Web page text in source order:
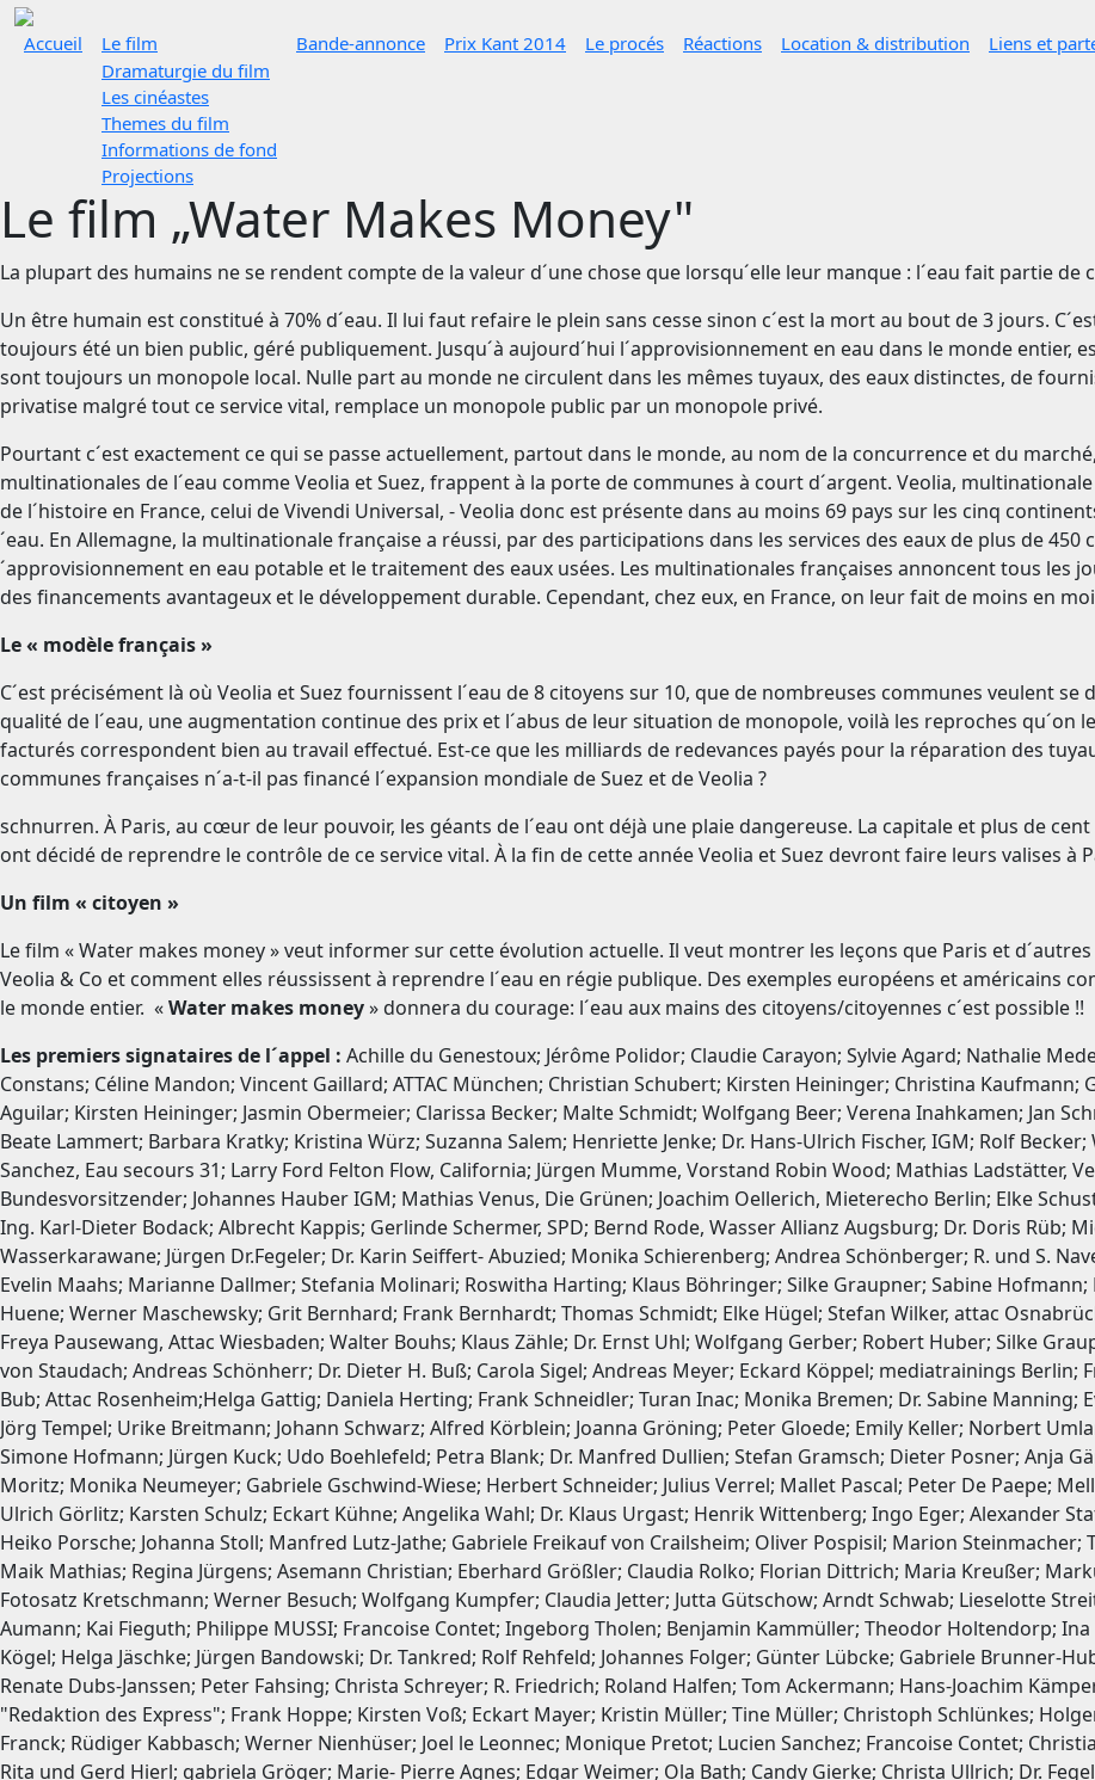
Accueil
Le film
Dramaturgie du film
Les cinéastes
Themes du film
Informations de fond
Projections
Bande-annonce Prix Kant 2014 Le procés Réactions Location & distribution Liens et
Le film „Water Makes Money"
La plupart des humains ne se rendent compte de la valeur d´une chose que lorsqu´elle leur manque : l´eau fait partie de
Un être humain est constitué à 70% d´eau. Il lui faut refaire le plein sans cesse sinon c´est la mort au bout de 3 jours.
toujours été un bien public, géré publiquement. Jusqu´à aujourd´hui l´approvisionnement en eau dans le monde entier,
sont toujours un monopole local. Nulle part au monde ne circulent dans les mêmes tuyaux, des eaux distinctes, de
privatise malgré tout ce service vital, remplace un monopole public par un monopole privé.
Pourtant c´est exactement ce qui se passe actuellement, partout dans le monde, au nom de la concurrence et du
multinationales de l´eau comme Veolia et Suez, frappent à la porte de communes à court d´argent. Veolia,
de l´histoire en France, celui de Vivendi Universal, - Veolia donc est présente dans au moins 69 pays sur les cinq
´eau. En Allemagne, la multinationale française a réussi, par des participations dans les services des eaux de plus de
´approvisionnement en eau potable et le traitement des eaux usées. Les multinationales françaises annoncent tous les
des financements avantageux et le développement durable. Cependant, chez eux, en France, on leur fait de moins en
Le « modèle français »
C´est précisément là où Veolia et Suez fournissent l´eau de 8 citoyens sur 10, que de nombreuses communes veulent
qualité de l´eau, une augmentation continue des prix et l´abus de leur situation de monopole, voilà les reproches
facturés correspondent bien au travail effectué. Est-ce que les milliards de redevances payés pour la réparation des
communes françaises n´a-t-il pas financé l´expansion mondiale de Suez et de Veolia ?
schnurren. À Paris, au cœur de leur pouvoir, les géants de l´eau ont déjà une plaie dangereuse. La capitale et plus de
ont décidé de reprendre le contrôle de ce service vital. À la fin de cette année Veolia et Suez devront faire leurs valises à
Un film « citoyen »
Le film « Water makes money » veut informer sur cette évolution actuelle. Il veut montrer les leçons que Paris et
Veolia & Co et comment elles réussissent à reprendre l´eau en régie publique. Des exemples européens et américains
le monde entier. «Water makes money» donnera du courage: l´eau aux mains des citoyens/citoyennes c´est possible !!
Les premiers signataires de l´appel : Achille du Genestoux; Jérôme Polidor; Claudie Carayon; Sylvie Agard; Nathalie Medeiros ; Raymond Avrillier ; Jean Louis Courture; Michele Constans; Céline Mandon; Vincent Gaillard; ATTAC München; Christian Schubert; Kirsten Heininger; Christina Kaufmann; Gabriela Greif; Surya Fackelmann; Victoria Reichel; Nils Aguilar; Kirsten Heininger; Jasmin Obermeier; Clarissa Becker; Malte Schmidt; Wolfgang Beer; Verena Inahkamen; Jan Schmieder; Melanie Le Touze; Andreas Rauch; Jacob Sandler; Beate Lammert; Barbara Kratky; Kristina Würz; Suzanna Salem; Henriette Jenke; Dr. Hans-Ulrich Fischer, IGM; Rolf Becker; Wolfgang Rose, Landesbezirksleiter Ver.di Nord; Lucien Sanchez, Eau secours 31; Larry Ford Felton Flow, California; Jürgen Mumme, Vorstand Robin Wood; Mathias Ladstätter, Verdi Fachgruppenleiter Wasser; Ralf Höschele, Stv. Juso-Bundesvorsitzender; Johannes Hauber IGM; Mathias Venus, Die Grünen; Joachim Oellerich, Mieterecho Berlin; Elke Schuster; VITTI; Annette Henssler und Klaus Ihlau; Prof. Dipl.-Ing. Karl-Dieter Bodack; Albrecht Kappis; Gerlinde Schermer, SPD; Bernd Rode, Wasser Allianz Augsburg; Dr. Doris Rüb; Michael Joho, Einwohnerverein St. Georg; Ingrid Weiss, Wasserkarawane; Jürgen Dr.Fegeler; Dr. Karin Seiffert- Abuzied; Monika Schierenberg; Andrea Schönberger; R. und S. Naves; Johanna Erdmann; Marianne Spiller; Matthias Holzer; Evelin Maahs; Marianne Dallmer; Stefania Molinari; Roswitha Harting; Klaus Böhringer; Silke Graupner; Sabine Hofmann; Dr. Petra Hemptenmacher; Ekkehard v. Hoyningen-Huene; Werner Maschewsky; Grit Bernhard; Frank Bernhardt; Thomas Schmidt; Elke Hügel; Stefan Wilker, attac Osnabrück; Hans Gräf; ATTAC Rostock; U. Baden und J. Schöfer; Freya Pausewang, Attac Wiesbaden; Walter Bouhs; Klaus Zähle; Dr. Ernst Uhl; Wolfgang Gerber; Robert Huber; Silke Graupner; Marie Blum; Michael Becker, Florian Hobert; Josh von Staudach; Andreas Schönherr; Dr. Dieter H. Buß; Carola Sigel; Andreas Meyer; Eckard Köppel; mediatrainings Berlin; Frank Schneidler; Christa Schreyer; Hedwig Bettels; Dieter Bub; Attac Rosenheim;Helga Gattig; Daniela Herting; Frank Schneidler; Turan Inac; Monika Bremen; Dr. Sabine Manning; Eva Maria Sontheimer, Attac München; Johannes Dreßler; Jörg Tempel; Urike Breitmann; Johann Schwarz; Alfred Körblein; Joanna Gröning; Peter Gloede; Emily Keller; Norbert Umland; Ralph Ahorn; Hans Joachim Fette; Silke-Maria Pelka; Simone Hofmann; Jürgen Kuck; Udo Boehlefeld; Petra Blank; Dr. Manfred Dullien; Stefan Gramsch; Dieter Posner; Anja Gärtner; Ulrich Scheske; Guido Zimmermann; Gebhard Moritz; Monika Neumeyer; Gabriele Gschwind-Wiese; Herbert Schneider; Julius Verrel; Mallet Pascal; Peter De Paepe; Melle Pretot Monique; Klaus Sümmerer; Gerhard Jüttner; Ulrich Görlitz; Karsten Schulz; Eckart Kühne; Angelika Wahl; Dr. Klaus Urgast; Henrik Wittenberg; Ingo Eger; Alexander Staff; Friedmut Dreher; Raimund Kirchweger; Moritz Münst; Heiko Porsche; Johanna Stoll; Manfred Lutz-Jathe; Gabriele Freikauf von Crailsheim; Oliver Pospisil; Marion Steinmacher; Theo Tekaat; Rosemarie Bergmann; Norbert Kolhoff; Maik Mathias; Regina Jürgens; Asemann Christian; Eberhard Größler; Claudia Rolko; Florian Dittrich; Maria Kreußer; Markus Staudigel; Wolfgang Steudle; Cornelia Lechner; Fotosatz Kretschmann; Werner Besuch; Wolfgang Kumpfer; Claudia Jetter; Jutta Gütschow; Arndt Schwab; Lieselotte Streit; Bernd Dieter van Look; Thomas Meisner; Frieder Aumann; Kai Fieguth; Philippe MUSSI; Francoise Contet; Ingeborg Tholen; Benjamin Kammüller; Theodor Holtendorp; Ina Rüdenauer; Henry Weber; Harald Jäckel; Eberhard Kögel; Helga Jäschke; Jürgen Bandowski; Dr. Tankred; Rolf Rehfeld; Johannes Folger; Günter Lübcke; Gabriele Brunner-Huber; Brigitte Henkel; Friedhelm Botsch; Friedmut Dreher; Renate Dubs-Janssen; Peter Fahsing; Christa Schreyer; R. Friedrich; Roland Halfen; Tom Ackermann; Hans-Joachim Kämper; Wolfgang Kumpfer; Karin Harder; Jörg Waschatz "Redaktion des Express"; Frank Hoppe; Kirsten Voß; Eckart Mayer; Kristin Müller; Tine Müller; Christoph Schlünkes; Holger Busche; Jorge Manuel Roque Batista Fael; Loiseau Franck; Rüdiger Kabbasch; Werner Nienhüser; Joel le Leonnec; Monique Pretot; Lucien Sanchez; Francoise Contet; Christian Vizier; Janet Netzer; J.P.; Matthias Veil; Regina Schmitz; Rita und Gerd Hierl; gabriela Gröger; Marie- Pierre Agnes; Edgar Weimer; Ola Bath; Candy Gierke; Christa Ullrich; Dr. Fegeler; Freya Pausewang; Joachim Schritt; Martina Hybsier; SusanneMoussa-Röber; Remus Pockrand; Hans-Joachim Fette; Simone Hofmann; Dietrich und Heike Harsch; Tobias Polzin; Adam Onken; Dr. Eva Maria Sontheimer; Helge Zobel; SusanneHaltermann; Folker Blaschke; Jutta Lingos; Ingo Eger und Karin Kraechter; Klaus-Dieter Sümmerer; VNB-Geschäftstelle Barnstorf; Irene Meyer-Herbst; Christof Weisenbacher; Oda S. und Holzer G.; Peter Kammerl; Joas und DR. Albert; Ingo Lenz; Johanna Lesch; Insel& Bad Apotheke;; Christa Silbernage; Wolfgang Deinlein; Carl Waßmuth; VER.DI LBZ Hamburg; Elisabeth Jenders; Wolfgang Fladung; Rosa Maria Reindl; Claudia Berger; Gunnar RonaldVogel; Hermann Schröder; Thomas Meisner; Fouad und Herta Yonis und Wiesbeck- Yonis;Sabine Kröner; Inge Bracconier; Lars Meier- Küster; Kai Frieguth; Ulf- Dieter Korn; R. und U. Richter-Elbe; Dr. Silvester& Cornelia Lechner; Claudia Jetter; Dr. Dietrich Bauer; Joachim Dillinger; Josef und Renate Fortner; Ingmar Pfaff; Rainer Sommer; Theodore Holtendorp; Horst Hesse; Elisabeth Roider; Gudrun Kofend; Stephan Consemüller; Dagmar und Tilman Neubronner; Heidi Stöhr; Gerhard Lehmann; Gerhard Landerer; Walter und Mechthild Von;Dr. Ernst Mönnich; Lothar Schulz- Pernice; Eberhard Busche; Veronika Baier; Torsten Kneissl; Berliner Mietergemeinschaft; Dr. Karin Hartmann; Liselotte LottermoserUlrike Massard; Pädagogisches Zentrum EV.; Kreative Energietechnik; Heinrich Wienand;Rainer Friedrich; Hydro- Elektrik GMBH Verfahr Entstehtechnik; Joachim und Nina Vollmer;Gerlinde Schmidt; BettinaKrauß;